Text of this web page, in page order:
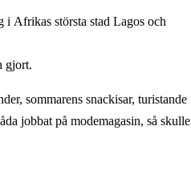
i Afrikas största stad Lagos och
gjort.
sommarens snackisar, turistande
jobbat på modemagasin, så skulle